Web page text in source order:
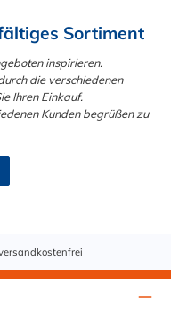
Sortiment
inspirieren.
die verschiedenen
Ihren Einkauf.
Kunden begrüßen zu